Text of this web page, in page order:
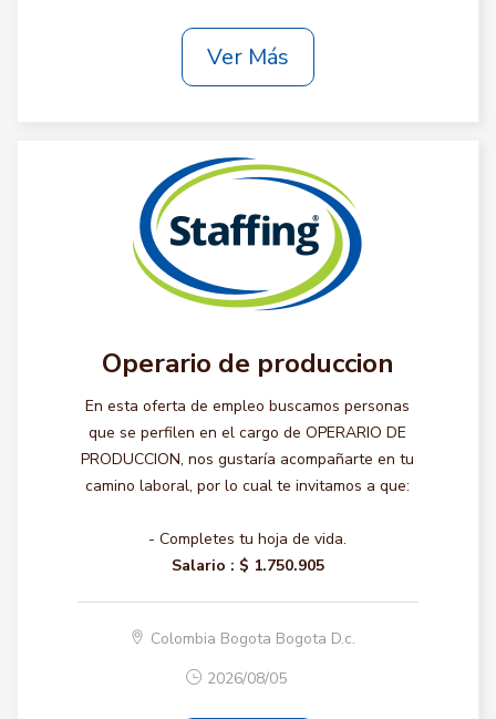
Ver Más
Operario de produccion
En esta oferta de empleo buscamos personas
que se perfilen en el cargo de OPERARIO DE
PRODUCCION, nos gustaría acompañarte en tu
camino laboral, por lo cual te invitamos a que:
- Completes tu hoja de vida.
Salario : $ 1.750.905
Colombia Bogota Bogota D.c.
2026/08/05